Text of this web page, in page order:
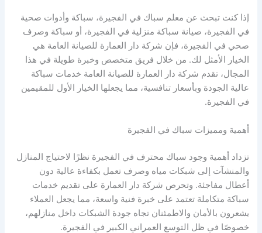
إذا كنت تبحث عن معلم سباك في الفجيرة، سباكة وأدوات صحية
في الفجيرة، صيانة سباكة منزلية في الفجيرة، أو سباكة وصرف
صحي في الفجيرة، فإن شركة دار العمارة للصيانة العامة هي
الخيار الأمثل لك. من خلال فريق متخصص وخبرة طويلة في هذا
المجال، تقدم شركة دار العمارة للصيانة العامة خدمات سباكة
عالية الجودة وبأسعار تنافسية، مما يجعلها الخيار الأول للمقيمين
في الفجيرة.
أهمية ومميزات سباك في الفجيرة
تزداد أهمية وجود سباك محترف في الفجيرة نظرًا لاحتياج المنازل
والمنشآت إلى شبكات مياه وصرف تعمل بكفاءة عالية دون
أعطال مفاجئة. وتحرص شركة دار العمارة على تقديم خدمات
سباكة متكاملة تعتمد على خبرة فنية واسعة، مما يجعل العملاء
يشعرون بالأمان والاطمئنان تجاه جودة الشبكات داخل منازلهم،
خصوصًا في ظل التوسع العمراني الكبير في الفجيرة.